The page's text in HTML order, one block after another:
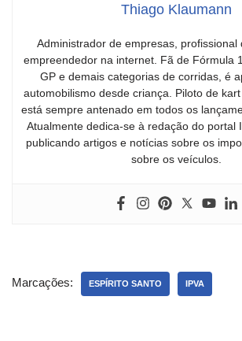
Thiago Klaumann
Administrador de empresas, profissional
empreendedor na internet. Fã de Fórmula
GP e demais categorias de corridas, é
automobilismo desde criança. Piloto de
está sempre antenado em todos os
Atualmente dedica-se à redação do portal
publicando artigos e notícias sobre os
sobre os veículos.
Marcações: ESPÍRITO SANTO IPVA